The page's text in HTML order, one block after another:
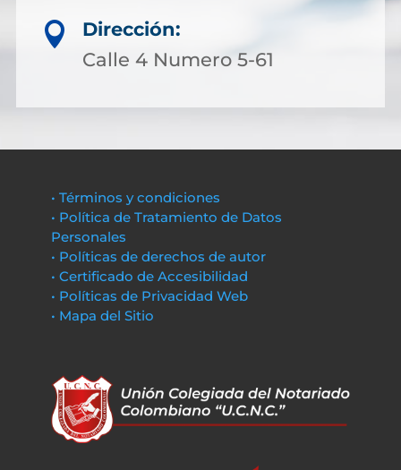

Dirección:
Calle 4 Numero 5-61
• Términos y condiciones
• Política de Tratamiento de Datos
Personales
• Políticas de derechos de autor
• Certificado de Accesibilidad
• Políticas de Privacidad Web
• Mapa del Sitio